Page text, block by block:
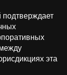
подтверждает
эта